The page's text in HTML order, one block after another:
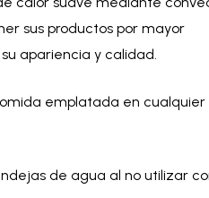
sus productos por mayor
apariencia y calidad.
emplatada en cualquier
de agua al no utilizar